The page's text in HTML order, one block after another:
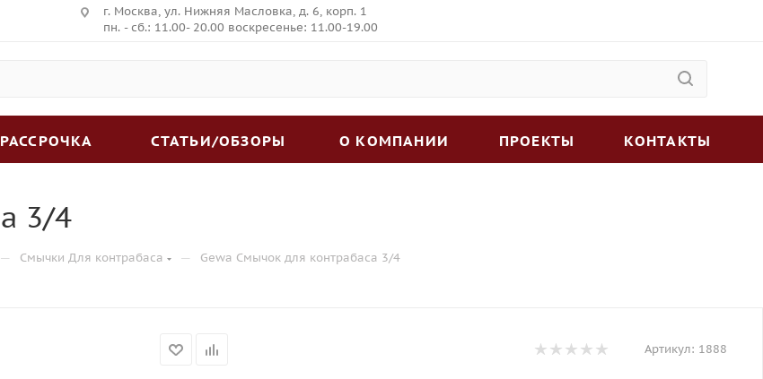
г. Москва, ул. Нижняя Масловка, д. 6, корп. 1
пн. - сб.: 11.00- 20.00 воскресенье: 11.00-19.00
СТАТЬИ/ОБЗОРЫ О КОМПАНИИ ПРОЕКТЫ КОНТАКТЫ
3/4
— Смычки Для контрабаса — Gewa Смычок для контрабаса 3/4
Артикул: 1888